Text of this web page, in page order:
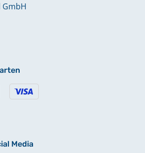
Media